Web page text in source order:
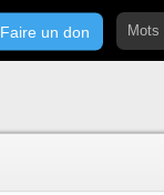
Faire un don